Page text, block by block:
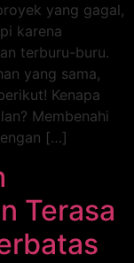
yang gagal,
karena
terburu-buru.
yang sama,
Kenapa
Membenahi
[…]
Terasa